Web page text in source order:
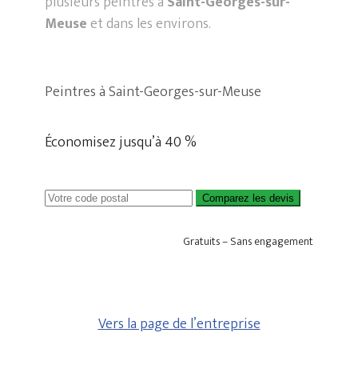
Meuseet dans les environs.
Peintres à Saint-Georges-sur-Meuse
Économisez jusqu’à 40 %
Comparez les devis
Gratuits – Sans engagement
Vers la page de l’entreprise